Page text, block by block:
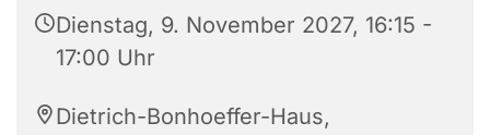
Dienstag, 9. November 2027, 16:15 -
17:00 Uhr
Dietrich-Bonhoeffer-Haus,